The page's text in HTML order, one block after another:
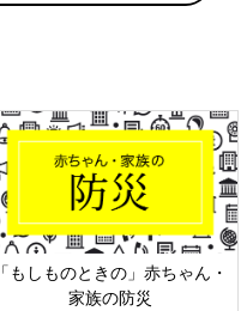
六星占術 細木かおりさんの人生
相談